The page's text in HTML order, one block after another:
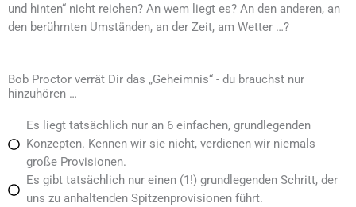
und hinten“ nicht reichen? An wem liegt es? An den anderen, an
den berühmten Umständen, an der Zeit, am Wetter …?
Bob Proctor verrät Dir das „Geheimnis“ - du brauchst nur
hinzuhören …
Es liegt tatsächlich nur an 6 einfachen, grundlegenden
Konzepten. Kennen wir sie nicht, verdienen wir niemals
große Provisionen.
Es gibt tatsächlich nur einen (1!) grundlegenden Schritt, der
uns zu anhaltenden Spitzenprovisionen führt.